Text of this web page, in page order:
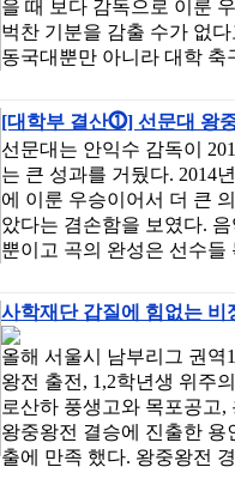
을 때 보다 감독으로 이룬
벅찬 기분을 감출 수가 없
동국대뿐만 아니라 대학
[대학부 결산⓵] 선문대 왕
선문대는 안익수 감독이
는 큰 성과를 거뒀다. 2014
에 이룬 우승이어서 더 큰
았다는 겸손함을 보였다.
뿐이고 곡의 완성은 선수
사학재단 갑질에 힘없는
올해 서울시 남부리그 권
왕전 출전, 1,2학년생 위주
로산하 풍생고와 목포공고
왕중왕전 결승에 진출한
출에 만족 했다. 왕중왕전